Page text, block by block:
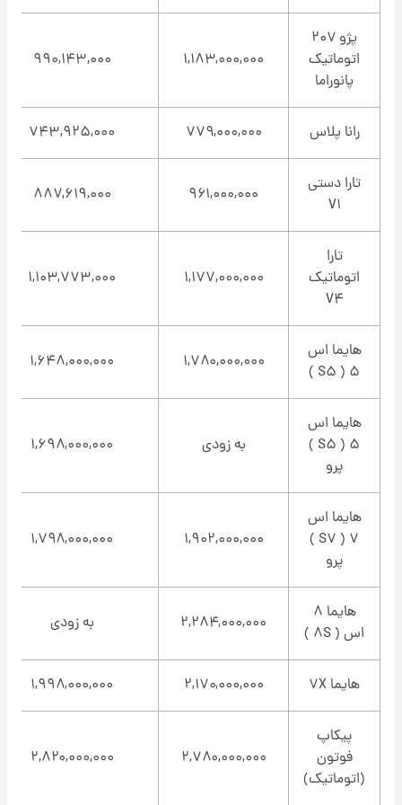
پژو ۲۰۷
اتوماتیک
پانوراما
۱,۱۸۳,۰۰۰,۰۰۰ ۹۹۰,۱۴۳,۰۰۰
رانا پلاس ۷۷۹,۰۰۰,۰۰۰ ۷۴۳,۹۲۵,۰۰۰
تارا دستی
V۱
۹۶۱,۰۰۰,۰۰۰ ۸۸۷,۶۱۹,۰۰۰
تارا
اتوماتیک
V۴
۱,۱۷۷,۰۰۰,۰۰۰ ۱,۱۰۳,۷۷۳,۰۰۰
هایما اس
۱,۷۸۰,۰۰۰,۰۰۰ ۱,۶۴۸,۰۰۰,۰۰۰
هایما اس
۵ ( S۵ )
پرو
به زودی ۱,۶۹۸,۰۰۰,۰۰۰
هایما اس
۷ ( S۷ )
پرو
۱,۹۰۲,۰۰۰,۰۰۰ ۱,۷۹۸,۰۰۰,۰۰۰
هایما ۸
اس ( ۸S )
۲,۲۸۴,۰۰۰,۰۰۰ به زودی
هایما ۷X ۲,۱۷۰,۰۰۰,۰۰۰ ۱,۹۹۸,۰۰۰,۰۰۰
پیکاپ
فوتون
(اتوماتیک)
۲,۷۸۰,۰۰۰,۰۰۰ ۲,۸۲۰,۰۰۰,۰۰۰